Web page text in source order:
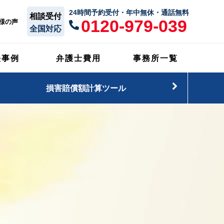
の声
相談受付
全国対応
24時間予約受付・年中無休・通話無料
0120-979-039
例 弁護士費用 事務所一覧
損害賠償額計算ツール
に
す。
足」の割合となっております。